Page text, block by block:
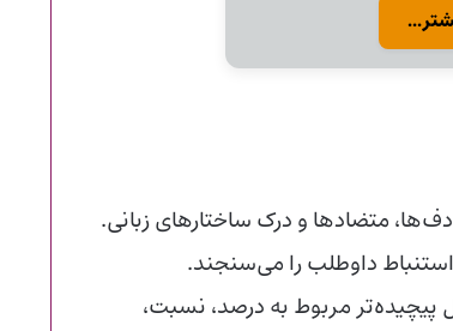
متضادها و درک ساختارهای زبانی.
داوطلب را می‌سنجند.
پیچیده‌تر مربوط به درصد، نسبت،